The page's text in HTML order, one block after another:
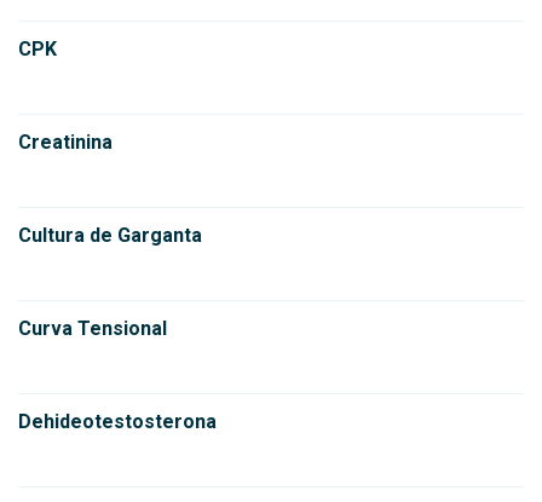
CPK
Creatinina
Cultura de Garganta
Curva Tensional
Dehideotestosterona